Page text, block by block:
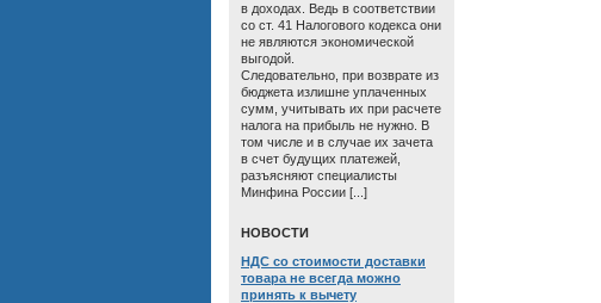
в доходах. Ведь в соответствии
со ст. 41 Налогового кодекса они
не являются экономической
выгодой.
Следовательно, при возврате из
бюджета излишне уплаченных
сумм, учитывать их при расчете
налога на прибыль не нужно. В
том числе и в случае их зачета
в счет будущих платежей,
разъясняют специалисты
Минфина России [...]
HОВОСТИ
НДС со стоимости доставки
товара не всегда можно
принять к вычету